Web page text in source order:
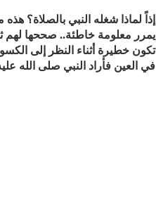
إذاً لماذا شغله النبي بالصلاة؟
يمرر معلومة خاطئة.. صححها لهم
تكون خطيرة أثناء النظر إلى
في العين فأراد النبي صلى الله